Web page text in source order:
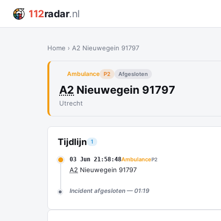
112radar.nl
Home › A2 Nieuwegein 91797
Ambulance P2 Afgesloten
A2 Nieuwegein 91797
Utrecht
Tijdlijn 1
03 Jun 21:58:48AmbulanceP2
A2 Nieuwegein 91797
Incident afgesloten — 01:19